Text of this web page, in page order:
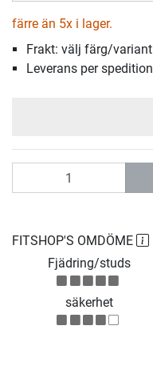
färre än 5x i lager.
Frakt: välj färg/variant
Leverans per spedition
FITSHOP'S OMDÖME
Fjädring/studs
säkerhet